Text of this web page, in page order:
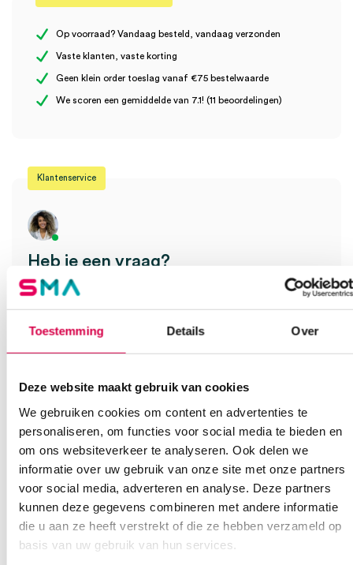
Toestemming Details Over
Deze website maakt gebruik van cookies
We gebruiken cookies om content en advertenties te
personaliseren, om functies voor social media te bieden en
om ons websiteverkeer te analyseren. Ook delen we
informatie over uw gebruik van onze site met onze partners
voor social media, adverteren en analyse. Deze partners
kunnen deze gegevens combineren met andere informatie
die u aan ze heeft verstrekt of die ze hebben verzameld op
basis van uw gebruik van hun services.
Gewicht
Steriel onsteriel
Er zijn nog geen beoordelingen.
blauw (100)” te beoordelen
Op voorraad? Vandaag besteld, vandaag verzonden
Vaste klanten, vaste korting
Geen klein order toeslag vanaf €75 bestelwaarde
We scoren een gemiddelde van 7.1! (11 beoordelingen)
Klantenservice
Heb je een vraag?
Anca helpt je!
Of contacteer ons via een van de onderstaande opties.
Ook interessant